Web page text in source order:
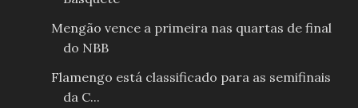
Mengão vence a primeira nas quartas de final
do NBB
Flamengo está classificado para as semifinais
da C...